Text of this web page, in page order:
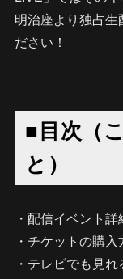
明治座より独占生
ださい！
■目次（
と）
・配信イベント詳
・チケットの購
・テレビでも見れ